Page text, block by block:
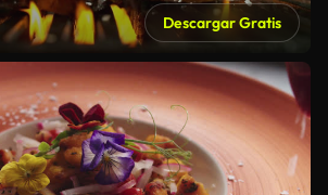
Descargar Gratis